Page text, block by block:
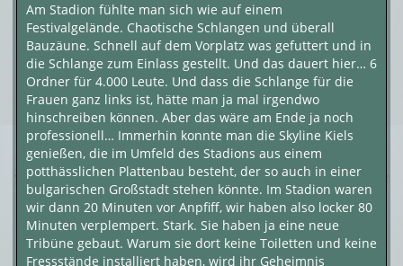
Am Stadion fühlte man sich wie auf einem
Festivalgelände. Chaotische Schlangen und überall
Bauzäune. Schnell auf dem Vorplatz was gefuttert und in
die Schlange zum Einlass gestellt. Und das dauert hier… 6
Ordner für 4.000 Leute. Und dass die Schlange für die
Frauen ganz links ist, hätte man ja mal irgendwo
hinschreiben können. Aber das wäre am Ende ja noch
professionell… Immerhin konnte man die Skyline Kiels
genießen, die im Umfeld des Stadions aus einem
potthässlichen Plattenbau besteht, der so auch in einer
bulgarischen Großstadt stehen könnte. Im Stadion waren
wir dann 20 Minuten vor Anpfiff, wir haben also locker 80
Minuten verplempert. Stark. Sie haben ja eine neue
Tribüne gebaut. Warum sie dort keine Toiletten und keine
Fressstände installiert haben, wird ihr Geheimnis